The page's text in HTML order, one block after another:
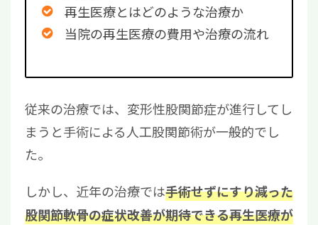
再生医療とはどのような治療か
当院の再生医療の費用や治療の流れ
従来の治療では、変形性股関節症が進行してし
まうと手術による人工股関節術が一般的でし
た。
しかし、近年の治療では手術せずにすり減った
股関節軟骨の症状改善が期待できる再生医療が